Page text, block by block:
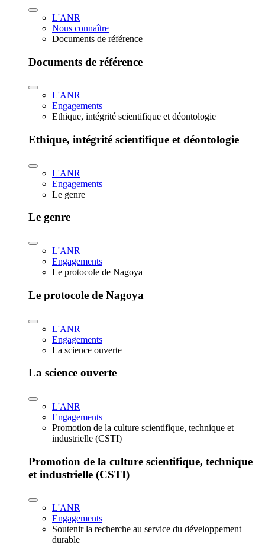
L'ANR
Nous connaître
Documents de référence
Documents de référence
L'ANR
Engagements
Ethique, intégrité scientifique et déontologie
Ethique, intégrité scientifique et déontologie
L'ANR
Engagements
Le genre
Le genre
L'ANR
Engagements
Le protocole de Nagoya
Le protocole de Nagoya
L'ANR
Engagements
La science ouverte
La science ouverte
L'ANR
Engagements
Promotion de la culture scientifique, technique et
industrielle (CSTI)
Promotion de la culture scientifique, technique
et industrielle (CSTI)
L'ANR
Engagements
Soutenir la recherche au service du développement
durable